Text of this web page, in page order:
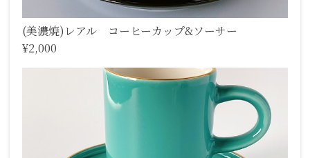
(美濃焼)レアル コーヒーカップ&ソーサー
¥2,000